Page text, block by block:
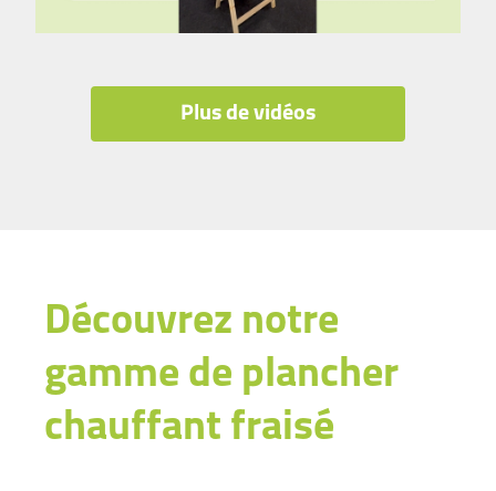
Plus de vidéos
Découvrez notre
gamme de plancher
chauffant fraisé